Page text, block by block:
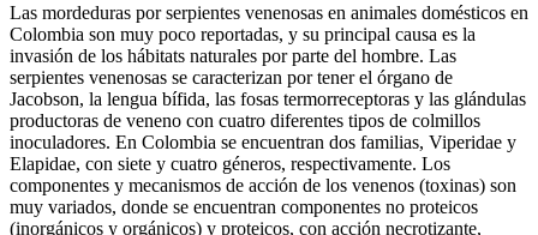
Las mordeduras por serpientes venenosas en animales domésticos en
Colombia son muy poco reportadas, y su principal causa es la
invasión de los hábitats naturales por parte del hombre. Las
serpientes venenosas se caracterizan por tener el órgano de
Jacobson, la lengua bífida, las fosas termorreceptoras y las glándulas
productoras de veneno con cuatro diferentes tipos de colmillos
inoculadores. En Colombia se encuentran dos familias, Viperidae y
Elapidae, con siete y cuatro géneros, respectivamente. Los
componentes y mecanismos de acción de los venenos (toxinas) son
muy variados, donde se encuentran componentes no proteicos
(inorgánicos y orgánicos) y proteicos, con acción necrotizante,